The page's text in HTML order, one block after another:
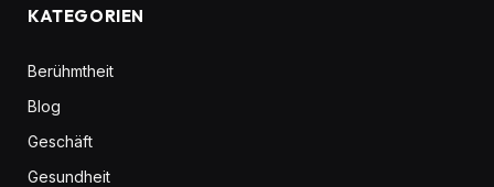
KATEGORIEN
Berühmtheit
Blog
Geschäft
Gesundheit